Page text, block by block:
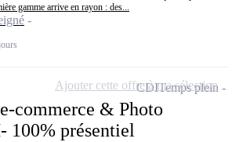
gamme arrive en rayon : des...
commerce & Photo
100% présentiel
CDITemps plein
Ajouter cette offre à ma sélection